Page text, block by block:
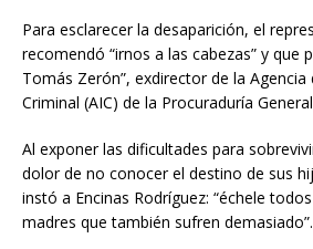
Para esclarecer la desaparición, el
recomendó “irnos a las cabezas” y que
Tomás Zerón”, exdirector de la Agencia
Criminal (AIC) de la Procuraduría
Al exponer las dificultades para
dolor de no conocer el destino de sus
instó a Encinas Rodríguez: “échele
madres que también sufren demasiado”.